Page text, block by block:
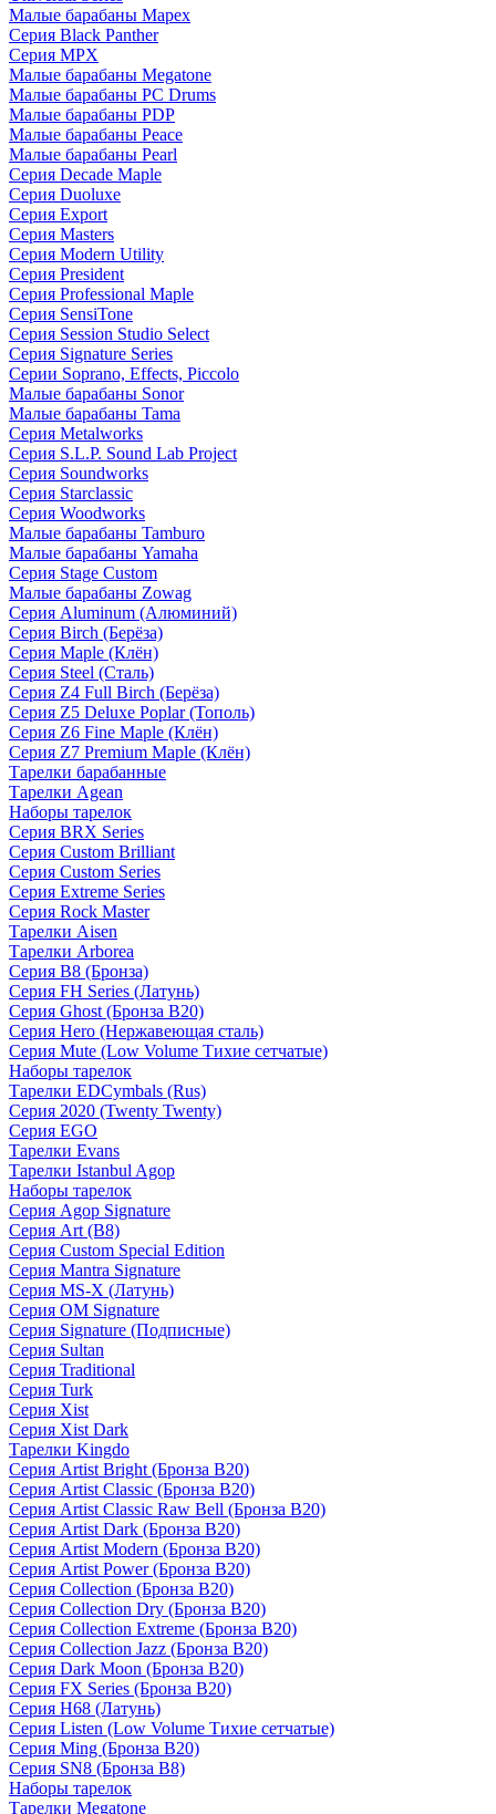
Малые барабаны Mapex
Серия Black Panther
Серия MPX
Малые барабаны Megatone
Малые барабаны PC Drums
Малые барабаны PDP
Малые барабаны Peace
Малые барабаны Pearl
Серия Decade Maple
Серия Duoluxe
Серия Export
Серия Masters
Серия Modern Utility
Серия President
Серия Professional Maple
Серия SensiTone
Серия Session Studio Select
Серия Signature Series
Серии Soprano, Effects, Piccolo
Малые барабаны Sonor
Малые барабаны Tama
Серия Metalworks
Серия S.L.P. Sound Lab Project
Серия Soundworks
Серия Starclassic
Серия Woodworks
Малые барабаны Tamburo
Малые барабаны Yamaha
Серия Stage Custom
Малые барабаны Zowag
Серия Aluminum (Алюминий)
Серия Birch (Берёза)
Серия Maple (Клён)
Серия Steel (Сталь)
Серия Z4 Full Birch (Берёза)
Серия Z5 Deluxe Poplar (Тополь)
Серия Z6 Fine Maple (Клён)
Серия Z7 Premium Maple (Клён)
Тарелки барабанные
Тарелки Agean
Наборы тарелок
Серия BRX Series
Серия Custom Brilliant
Серия Custom Series
Серия Extreme Series
Серия Rock Master
Тарелки Aisen
Тарелки Arborea
Серия B8 (Бронза)
Серия FH Series (Латунь)
Серия Ghost (Бронза B20)
Серия Hero (Нержавеющая сталь)
Серия Mute (Low Volume Тихие сетчатые)
Наборы тарелок
Тарелки EDCymbals (Rus)
Серия 2020 (Twenty Twenty)
Серия EGO
Тарелки Evans
Тарелки Istanbul Agop
Наборы тарелок
Серия Agop Signature
Серия Art (B8)
Серия Custom Special Edition
Серия Mantra Signature
Серия MS-X (Латунь)
Серия OM Signature
Серия Signature (Подписные)
Серия Sultan
Серия Traditional
Серия Turk
Серия Xist
Серия Xist Dark
Тарелки Kingdo
Серия Artist Bright (Бронза B20)
Серия Artist Classic (Бронза B20)
Серия Artist Classic Raw Bell (Бронза B20)
Серия Artist Dark (Бронза B20)
Серия Artist Modern (Бронза B20)
Серия Artist Power (Бронза B20)
Серия Collection (Бронза B20)
Серия Collection Dry (Бронза B20)
Серия Collection Extreme (Бронза B20)
Серия Collection Jazz (Бронза B20)
Серия Dark Moon (Бронза B20)
Серия FX Series (Бронза B20)
Серия H68 (Латунь)
Серия Listen (Low Volume Тихие сетчатые)
Серия Ming (Бронза B20)
Серия SN8 (Бронза B8)
Наборы тарелок
Тарелки Megatone